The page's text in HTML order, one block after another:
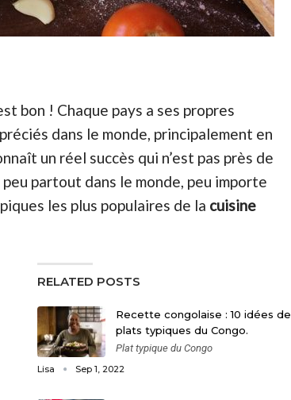
bon ! Chaque pays a ses propres
dans le monde, principalement en
un réel succès qui n’est pas près de
partout dans le monde, peu importe
les plus populaires de la cuisine
RELATED POSTS
Recette congolaise : 10 idées de
plats typiques du Congo.
Plat typique du Congo
Lisa Sep 1, 2022